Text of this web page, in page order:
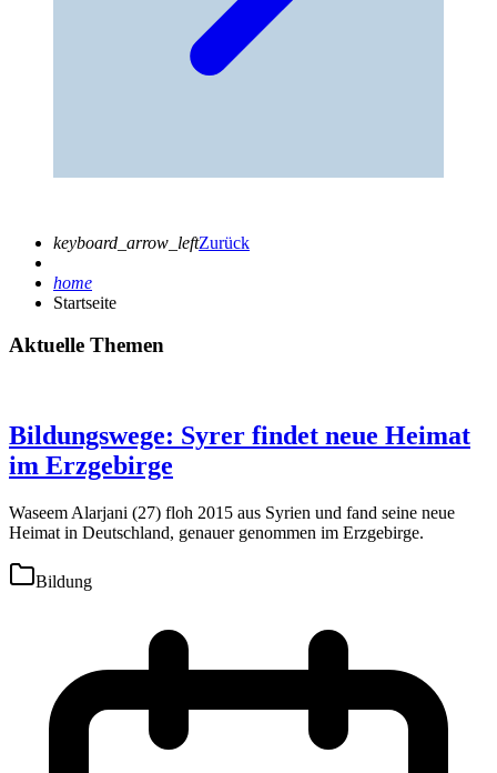
keyboard_arrow_leftZurück
home
Startseite
Aktuelle Themen
Bildungswege: Syrer findet neue Heimat
im Erzgebirge
Waseem Alarjani (27) floh 2015 aus Syrien und fand seine neue
Heimat in Deutschland, genauer genommen im Erzgebirge.
Bildung